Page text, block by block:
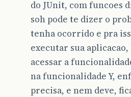
do JUnit, com funcoes
soh pode te dizer o
tenha ocorrido e pra
executar sua
acessar a
na funcionalidade Y,
precisa, e nem deve,